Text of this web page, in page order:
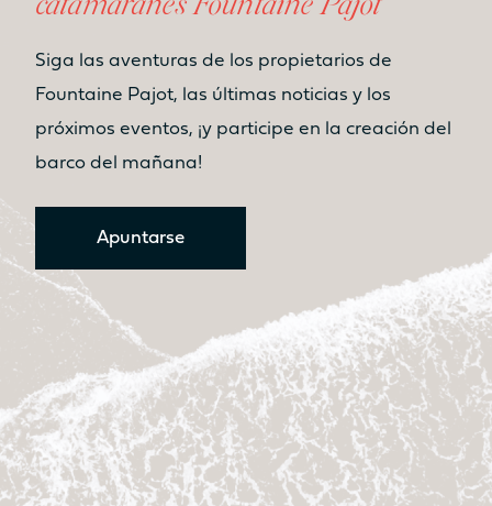
catamaranes Fountaine Pajot
Siga las aventuras de los propietarios de
Fountaine Pajot, las últimas noticias y los
próximos eventos, ¡y participe en la creación del
barco del mañana!
Apuntarse